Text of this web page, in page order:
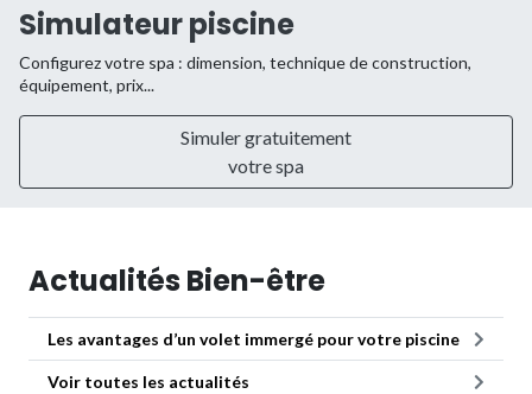
Simulateur piscine
Configurez votre spa : dimension, technique de construction,
équipement, prix...
Simuler gratuitement
votre spa
Actualités Bien-être
Les avantages d’un volet immergé pour votre piscine
Voir toutes les actualités